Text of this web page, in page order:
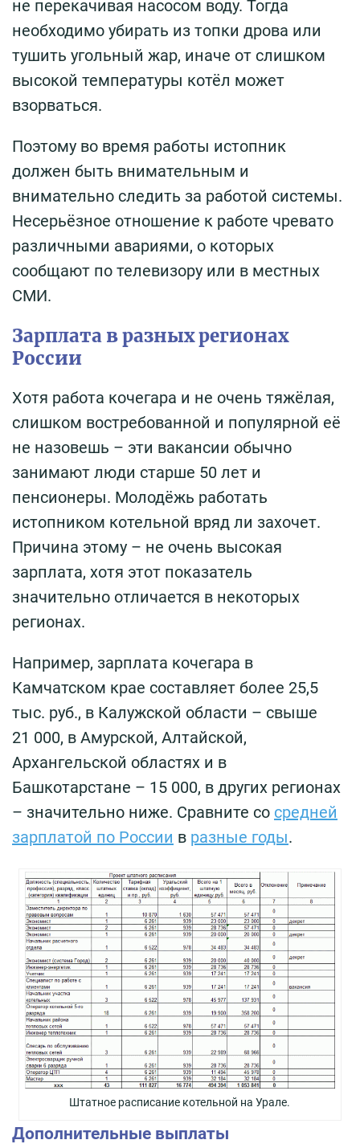
не перекачивая насосом воду. Тогда
необходимо убирать из топки дрова или
тушить угольный жар, иначе от слишком
высокой температуры котёл может
взорваться.
Поэтому во время работы истопник
должен быть внимательным и
внимательно следить за работой системы.
Несерьёзное отношение к работе чревато
различными авариями, о которых
сообщают по телевизору или в местных
СМИ.
Зарплата в разных регионах
России
Хотя работа кочегара и не очень тяжёлая,
слишком востребованной и популярной её
не назовешь – эти вакансии обычно
занимают люди старше 50 лет и
пенсионеры. Молодёжь работать
истопником котельной вряд ли захочет.
Причина этому – не очень высокая
зарплата, хотя этот показатель
значительно отличается в некоторых
регионах.
Например, зарплата кочегара в
Камчатском крае составляет более 25,5
тыс. руб., в Калужской области – свыше
21 000, в Амурской, Алтайской,
Архангельской областях и в
Башкотарстане – 15 000, в других регионах
– значительно ниже. Сравните со средней
зарплатой по России в разные годы.
Штатное расписание котельной на Урале.
Дополнительные выплаты